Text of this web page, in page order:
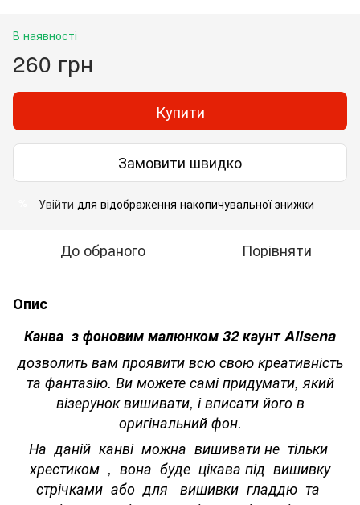
В наявності
260 грн
Купити
Замовити швидко
Увійти для відображення накопичувальної знижки
До обраного Порівняти
Опис
Канва з фоновим малюнком 32 каунт Alisena
дозволить вам проявити всю свою креативність
та фантазію. Ви можете самі придумати, який
візерунок вишивати, і вписати його в
оригінальний фон.
На даній канві можна вишивати не тільки
хрестиком , вона буде цікава під вишивку
стрічками або для вишивки гладдю та